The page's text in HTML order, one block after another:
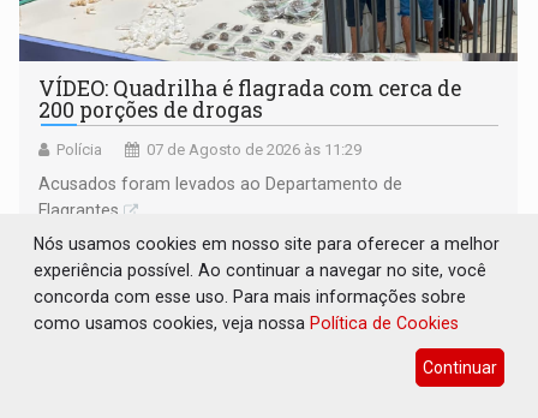
VÍDEO: Quadrilha é flagrada com cerca de
200 porções de drogas
Polícia 07 de Agosto de 2026 às 11:29
Acusados foram levados ao Departamento de
Flagrantes
Nós usamos cookies em nosso site para oferecer a melhor
experiência possível. Ao continuar a navegar no site, você
concorda com esse uso. Para mais informações sobre
como usamos cookies, veja nossa Política de Cookies
Continuar